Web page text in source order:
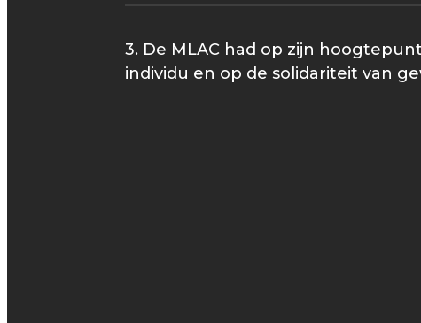
3. De MLAC had op zijn
individu en op de solidariteit van